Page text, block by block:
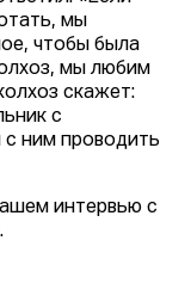
мы
чтобы была
мы любим
скажет:
с
ним проводить
интервью с